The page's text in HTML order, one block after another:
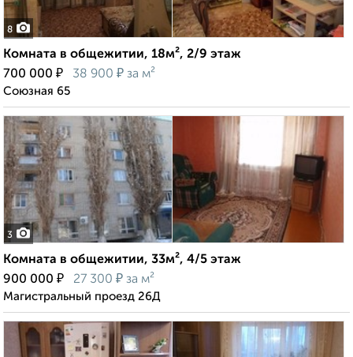
8
Комната в общежитии, 18м², 2/9 этаж
700 000 ₽ 38 900 ₽ за м²
Союзная 65
3
Комната в общежитии, 33м², 4/5 этаж
900 000 ₽ 27 300 ₽ за м²
Магистральный проезд 26Д